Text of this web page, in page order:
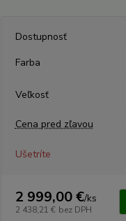
Dostupnosť
Farba
Veľkosť
Cena pred zľavou
Ušetríte
2 999,00 €/ks
2 438,21 € bez DPH